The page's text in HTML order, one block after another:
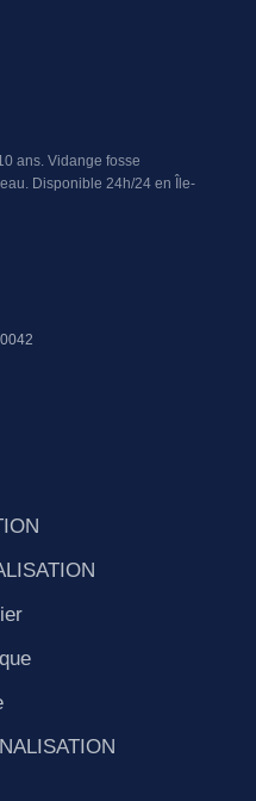
ans. Vidange fosse
Disponible 24h/24 en Île-